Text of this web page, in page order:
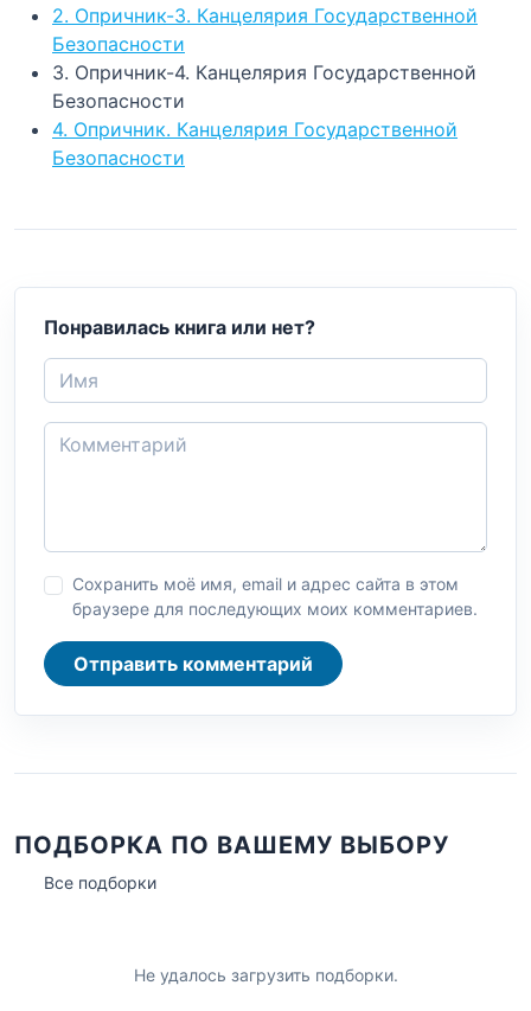
2. Опричник-3. Канцелярия Государственной
Безопасности
3. Опричник-4. Канцелярия Государственной
Безопасности
4. Опричник. Канцелярия Государственной
Безопасности
Понравилась книга или нет?
Сохранить моё имя, email и адрес сайта в этом
браузере для последующих моих комментариев.
Отправить комментарий
ПОДБОРКА ПО ВАШЕМУ ВЫБОРУ
Все подборки
Не удалось загрузить подборки.